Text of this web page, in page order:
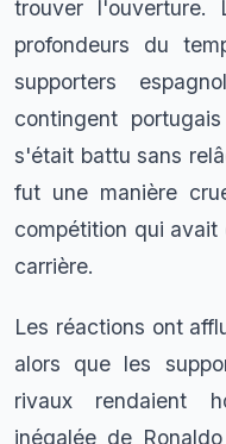
trouver
profondeurs du
supporters
contingent
s'était battu sans
fut une manière
compétition qui
carrière.
Les réactions ont
alors que les
rivaux rendaient
inégalée de